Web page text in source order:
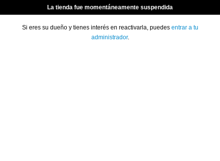
La tienda fue momentáneamente suspendida
Si eres su dueño y tienes interés en reactivarla, puedes entrar a tu
administrador.